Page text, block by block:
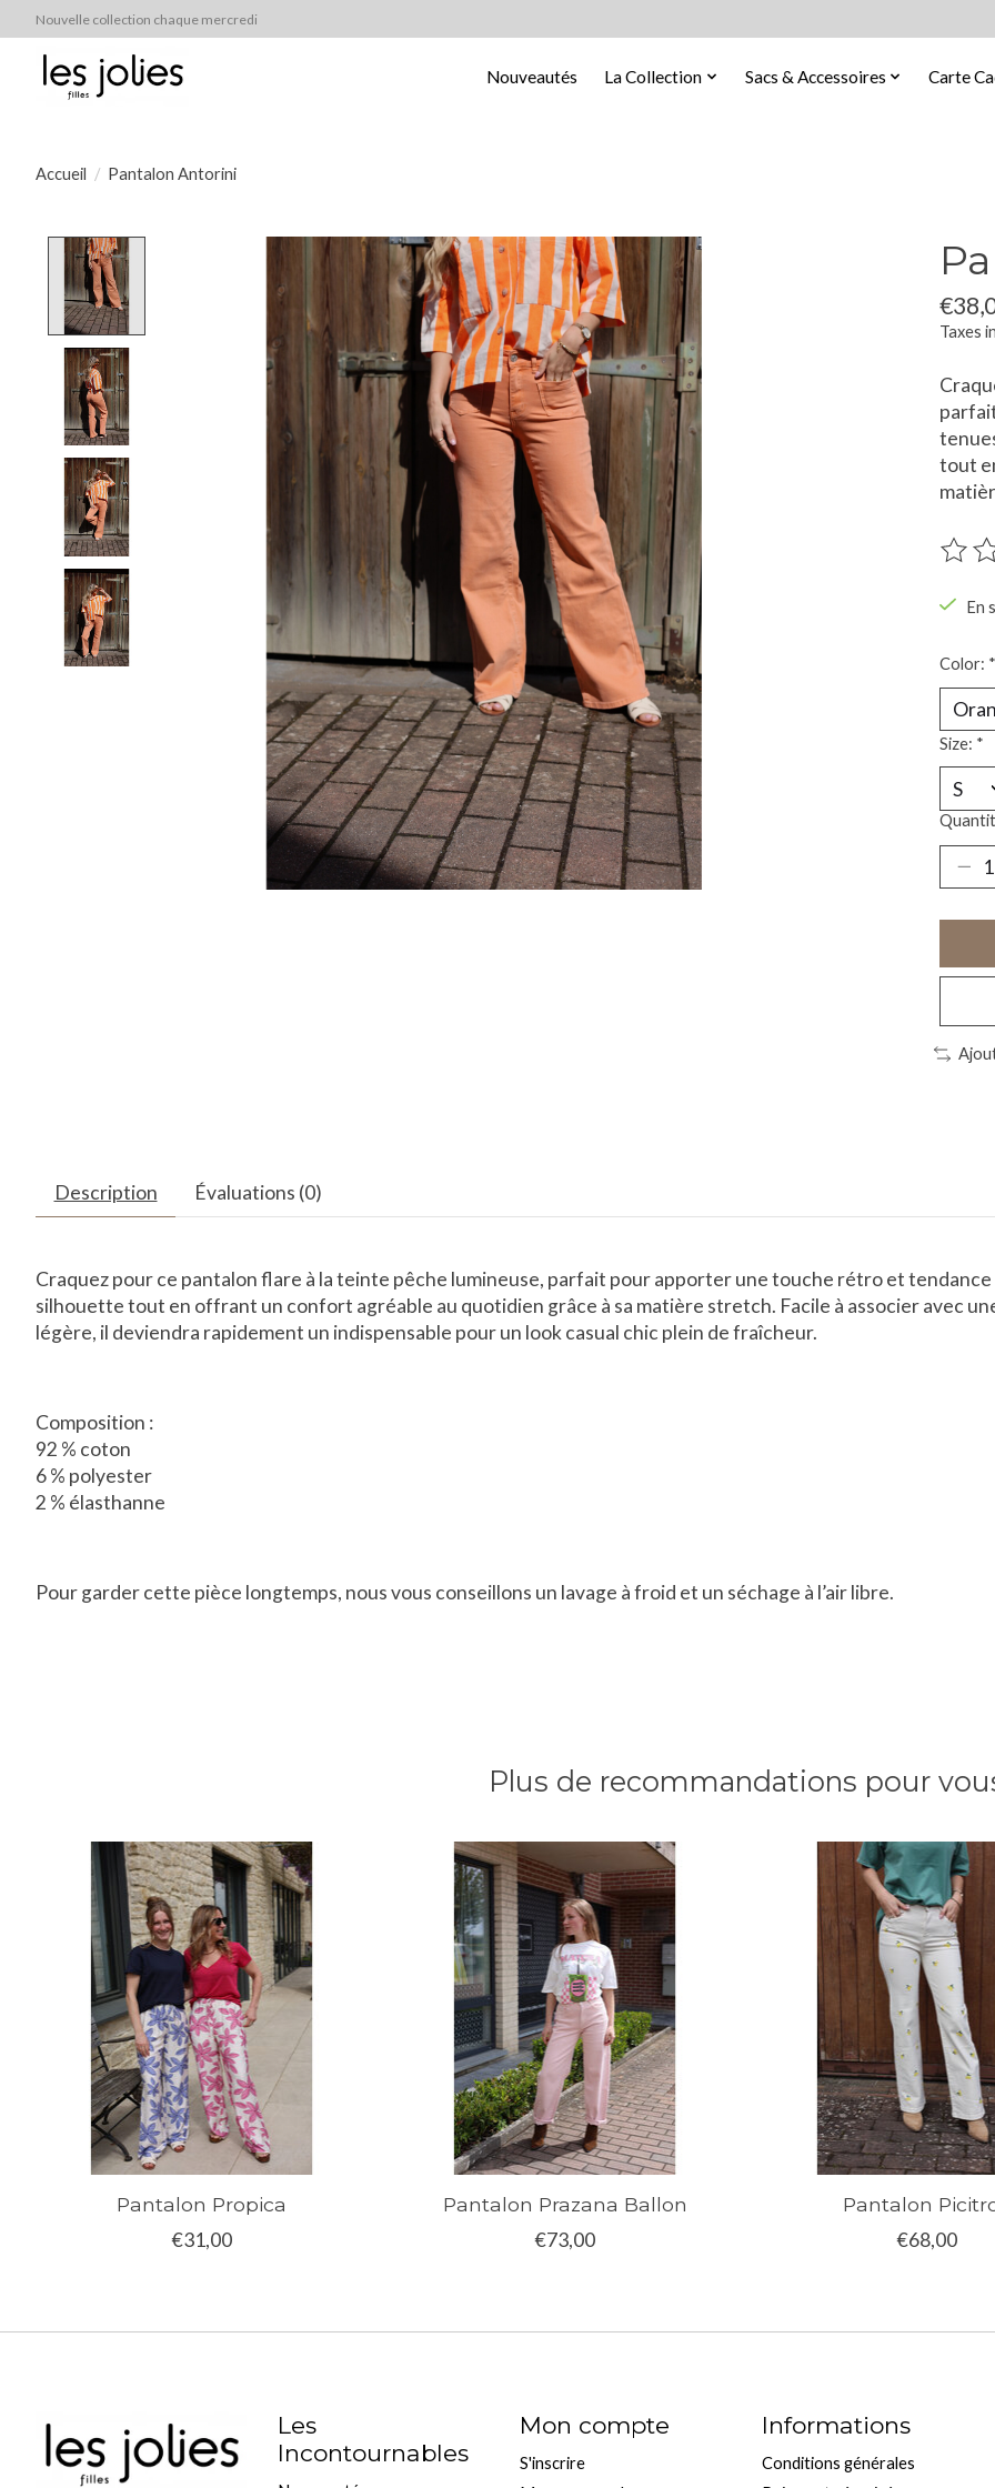
Nouvelle collection chaque mercredi
Nouveautés La Collection Sacs & Accessoires Carte
Accueil / Pantalon Antorini
Product image slideshow Items
Taxes
tout
Ce
En
Color: *
Size: *
Description Évaluations (0)
Craquez pour ce pantalon flare à la teinte pêche lumineuse, parfait pour apporter une touche rétro et tendance
silhouette tout en offrant un confort agréable au quotidien grâce à sa matière stretch. Facile à associer avec
légère, il deviendra rapidement un indispensable pour un look casual chic plein de fraîcheur.
Composition :
92 % coton
6 % polyester
2 % élasthanne
Pour garder cette pièce longtemps, nous vous conseillons un lavage à froid et un séchage à l’air libre.
Plus de recommandations pour
Articles du carrousel de produits
Pantalon Propica
€31,00
Pantalon Prazana Ballon
€73,00
Pantalon
€68,00
Les
Incontournables
Mon compte
S'inscrire
Informations
Conditions générales